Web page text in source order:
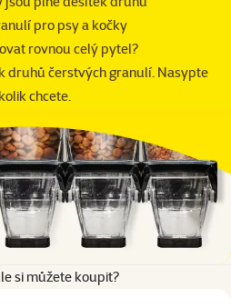
pro psy a kočky
rovnou celý pytel?
druhů čerstvých granulí. Nasypte
chcete.
si můžete koupit?